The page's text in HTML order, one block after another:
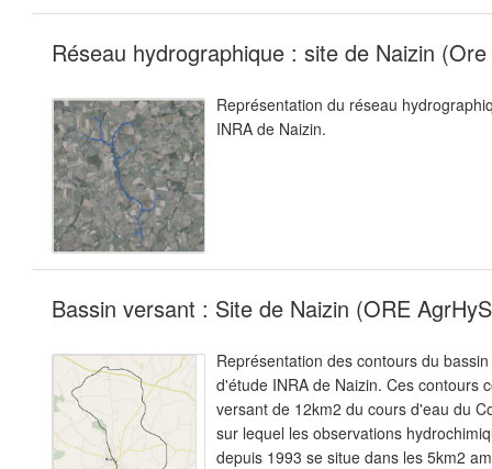
Réseau hydrographique : site de Naizin
Représentation du réseau
INRA de Naizin.
Bassin versant : Site de Naizin (ORE
Représentation des contours du
d'étude INRA de Naizin. Ces contours
versant de 12km2 du cours d'eau du
sur lequel les observations
depuis 1993 se situe dans les 5km2